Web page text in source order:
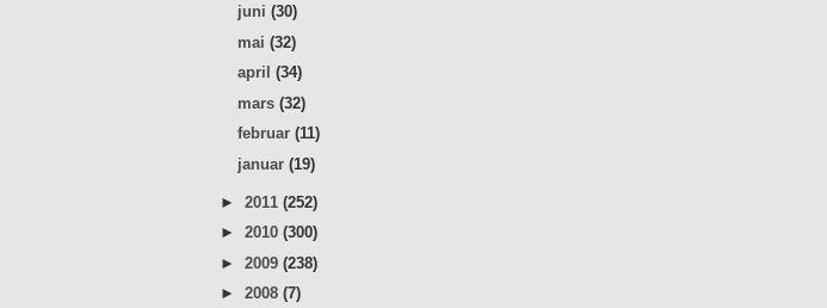
juni(30)
mai(32)
april(34)
mars(32)
februar(11)
januar(19)
► 2011 (252)
► 2010 (300)
► 2009 (238)
► 2008 (7)